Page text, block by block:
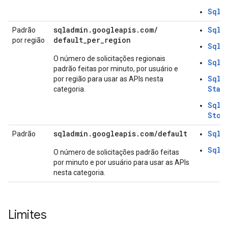
Padrão
por região
sqladmin.googleapis.com/
default_per_region
O número de solicitações regionais
padrão feitas por minuto, por usuário e
por região para usar as APIs nesta
categoria.
Padrão sqladmin.googleapis.com/default
O número de solicitações padrão feitas
por minuto e por usuário para usar as APIs
nesta categoria.
Limites